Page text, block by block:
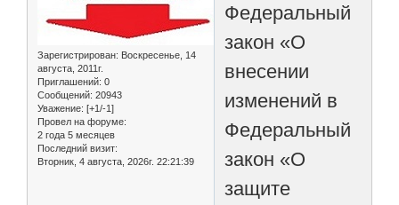
Зарегистрирован: Воскресенье, 14
августа, 2011г.
Приглашений: 0
Сообщений: 20943
Уважение: [+1/-1]
Провел на форуме:
2 года 5 месяцев
Последний визит:
Вторник, 4 августа, 2026г. 22:21:39
Федеральный
закон «О
внесении
изменений в
Федеральный
закон «О
защите